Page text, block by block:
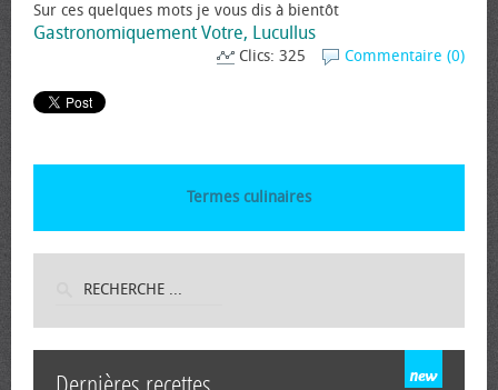
Sur ces quelques mots je vous dis à bientôt
Gastronomiquement Votre, Lucullus
Commentaire (0)
Clics: 325
Termes culinaires